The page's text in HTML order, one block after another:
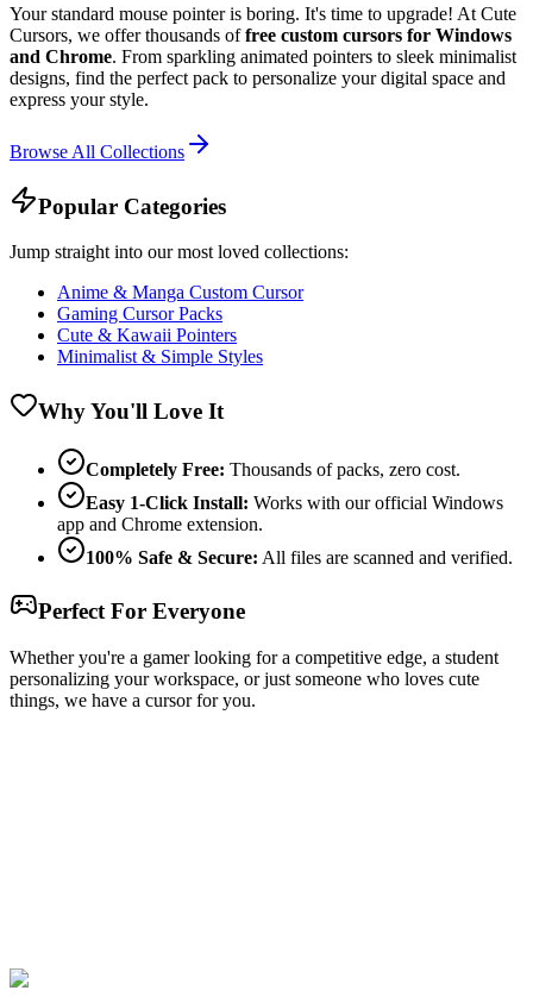
Your standard mouse pointer is boring. It's time to upgrade! At Cute
Cursors, we offer thousands offree custom cursors for Windows
and Chrome. From sparkling animated pointers to sleek minimalist
designs, find the perfect pack to personalize your digital space and
express your style.
Browse All Collections
Popular Categories
Jump straight into our most loved collections:
Anime & Manga Custom Cursor
Gaming Cursor Packs
Cute & Kawaii Pointers
Minimalist & Simple Styles
Why You'll Love It
Completely Free: Thousands of packs, zero cost.
Easy 1-Click Install: Works with our official Windows
app and Chrome extension.
100% Safe & Secure: All files are scanned and verified.
Perfect For Everyone
Whether you're a gamer looking for a competitive edge, a student
personalizing your workspace, or just someone who loves cute
things, we have a cursor for you.
🚀 For Browser